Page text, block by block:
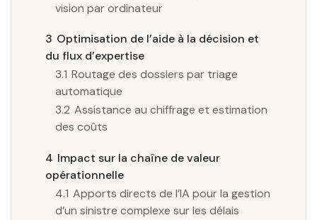
vision par ordinateur
3 Optimisation de l’aide à la décision et
du flux d’expertise
3.1 Routage des dossiers par triage
automatique
3.2 Assistance au chiffrage et estimation
des coûts
4 Impact sur la chaîne de valeur
opérationnelle
4.1 Apports directs de l’IA pour la gestion
d’un sinistre complexe sur les délais